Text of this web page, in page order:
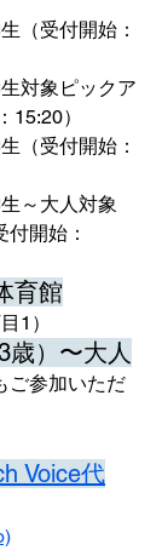
受付開始：
象ピックア
15:20）
受付開始：
～大人対象
開始：
育館
1）
歳）〜大人
ご参加いただ
Voice代